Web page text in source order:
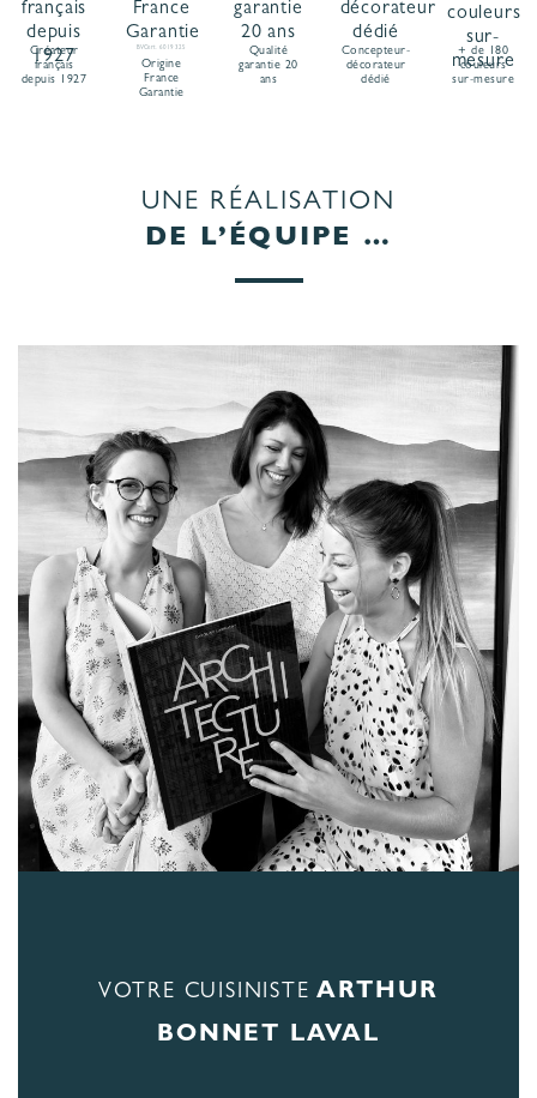
Créateur
français
depuis 1927
BVCert. 6019325
Origine
France
Garantie
Qualité
garantie 20
ans
Concepteur-
décorateur
dédié
+ de 180
couleurs
sur-mesure
UNE RÉALISATION
DE L’ÉQUIPE …
VOTRE CUISINISTE ARTHUR
BONNET LAVAL